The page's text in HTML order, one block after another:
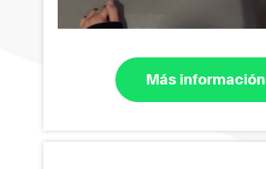
Más información